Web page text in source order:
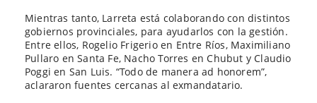
Mientras tanto, Larreta está colaborando con distintos
gobiernos provinciales, para ayudarlos con la gestión.
Entre ellos, Rogelio Frigerio en Entre Ríos, Maximiliano
Pullaro en Santa Fe, Nacho Torres en Chubut y Claudio
Poggi en San Luis. “Todo de manera ad honorem”,
aclararon fuentes cercanas al exmandatario.